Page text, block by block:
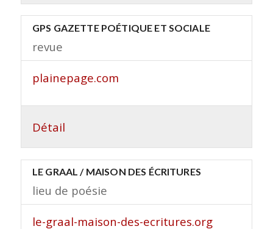
GPS GAZETTE POÉTIQUE ET SOCIALE
revue
plainepage.com
Détail
LE GRAAL / MAISON DES ÉCRITURES
lieu de poésie
le-graal-maison-des-ecritures.org